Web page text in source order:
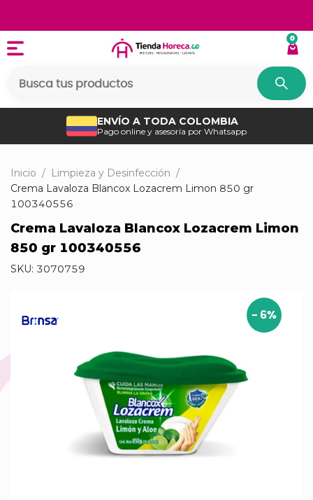
0
ENVÍO A TODA COLOMBIA
Pago online y asesoría por Whatsapp
Inicio / Limpieza y Desinfección /
Crema Lavaloza Blancox Lozacrem Limon 850 gr
100340556
Crema Lavaloza Blancox Lozacrem Limon
850 gr 100340556
SKU: 3070759
- 6%